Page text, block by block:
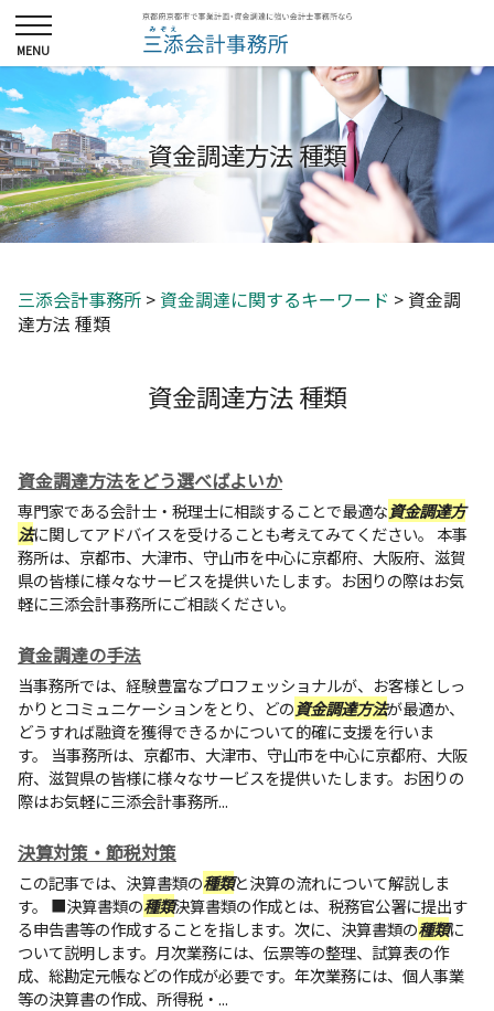
資金調達方法 種類
三添会計事務所 > 資金調達に関するキーワード > 資金調
達方法 種類
資金調達方法 種類
資金調達方法をどう選べばよいか
専門家である会計士・税理士に相談することで最適な資金調達方
法に関してアドバイスを受けることも考えてみてください。 本事
務所は、京都市、大津市、守山市を中心に京都府、大阪府、滋賀
県の皆様に様々なサービスを提供いたします。お困りの際はお気
軽に三添会計事務所にご相談ください。
資金調達の手法
当事務所では、経験豊富なプロフェッショナルが、お客様としっ
かりとコミュニケーションをとり、どの資金調達方法が最適か、
どうすれば融資を獲得できるかについて的確に支援を行いま
す。 当事務所は、京都市、大津市、守山市を中心に京都府、大阪
府、滋賀県の皆様に様々なサービスを提供いたします。お困りの
際はお気軽に三添会計事務所...
決算対策・節税対策
この記事では、決算書類の種類と決算の流れについて解説しま
す。 ■決算書類の種類決算書類の作成とは、税務官公署に提出す
る申告書等の作成することを指します。次に、決算書類の種類に
ついて説明します。月次業務には、伝票等の整理、試算表の作
成、総勘定元帳などの作成が必要です。年次業務には、個人事業
等の決算書の作成、所得税・...